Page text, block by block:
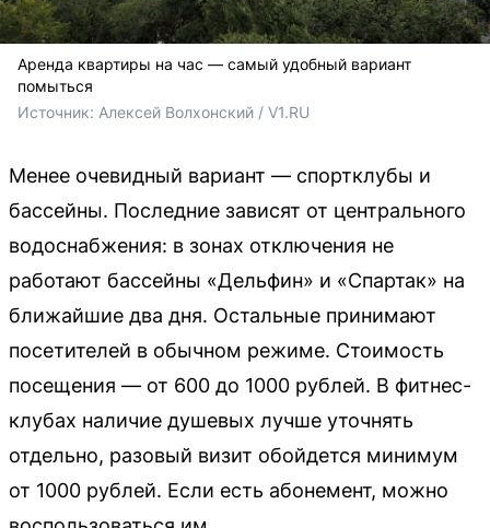
Аренда квартиры на час — самый удобный вариант
помыться
Источник: Алексей Волхонский / V1.RU
Менее очевидный вариант — спортклубы и
бассейны. Последние зависят от центрального
водоснабжения: в зонах отключения не
работают бассейны «Дельфин» и «Спартак» на
ближайшие два дня. Остальные принимают
посетителей в обычном режиме. Стоимость
посещения — от 600 до 1000 рублей. В фитнес-
клубах наличие душевых лучше уточнять
отдельно, разовый визит обойдется минимум
от 1000 рублей. Если есть абонемент, можно